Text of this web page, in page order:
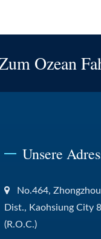
Ozean
Unsere
No.464,
Dist., Kaohsiung City
(R.O.C.)